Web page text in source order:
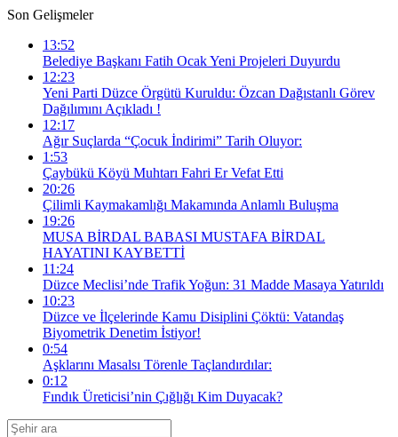
Son Gelişmeler
13:52
Belediye Başkanı Fatih Ocak Yeni Projeleri Duyurdu
12:23
Yeni Parti Düzce Örgütü Kuruldu: Özcan Dağıstanlı Görev
Dağılımını Açıkladı !
12:17
Ağır Suçlarda “Çocuk İndirimi” Tarih Oluyor:
1:53
Çaybükü Köyü Muhtarı Fahri Er Vefat Etti
20:26
Çilimli Kaymakamlığı Makamında Anlamlı Buluşma
19:26
MUSA BİRDAL BABASI MUSTAFA BİRDAL
HAYATINI KAYBETTİ
11:24
Düzce Meclisi’nde Trafik Yoğun: 31 Madde Masaya Yatırıldı
10:23
Düzce ve İlçelerinde Kamu Disiplini Çöktü: Vatandaş
Biyometrik Denetim İstiyor!
0:54
Aşklarını Masalsı Törenle Taçlandırdılar:
0:12
Fındık Üreticisi’nin Çığlığı Kim Duyacak?